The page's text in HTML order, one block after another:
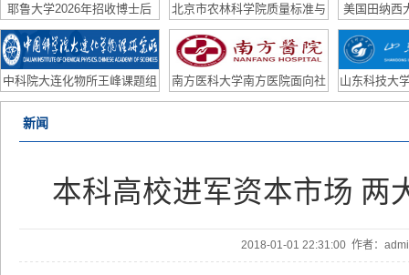
耶鲁大学2026年招收博士后
北京市农林科学院质量标准与
检测技术研究所招聘合同制科
研助理/联培学生
美国田纳西
招2D
中科院大连化物所王峰课题组
2026年博士后招聘计划
南方医科大学南方医院面向社
会公开招聘皮肤科主任、眼科
山东科技大
外优
新闻
本科高校进军资本市场 两
2018-01-01 22:31:00 作者：